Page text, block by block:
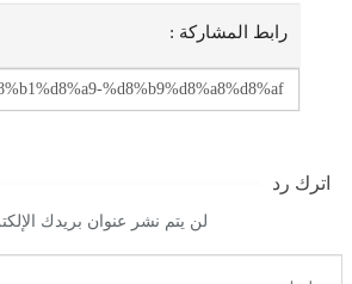
رابط المشاركة :
اترك رد
لن يتم نشر عنوان بريدك